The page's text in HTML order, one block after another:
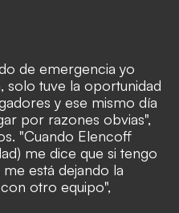
de emergencia yo
solo tuve la oportunidad
y ese mismo día
por razones obvias",
"Cuando Elencoff
me dice que si tengo
está dejando la
otro equipo",